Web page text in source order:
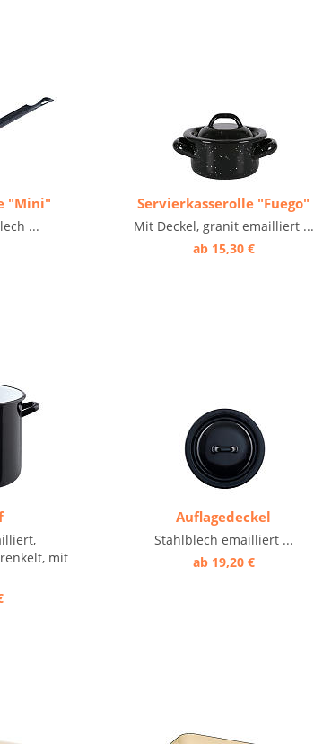
"Mini"
...
Servierkasserolle "Fuego"
Mit Deckel, granit emailliert ...
ab 15,30 €
mit
Auflagedeckel
Stahlblech emailliert ...
ab 19,20 €